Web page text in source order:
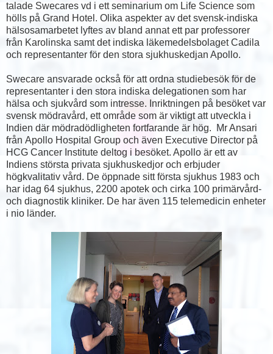
talade Swecares vd i ett seminarium om Life Science som
hölls på Grand Hotel. Olika aspekter av det svensk-indiska
hälsosamarbetet lyftes av bland annat ett par professorer
från Karolinska samt det indiska läkemedelsbolaget Cadila
och representanter för den stora sjukhuskedjan Apollo.
Swecare ansvarade också för att ordna studiebesök för de
representanter i den stora indiska delegationen som har
hälsa och sjukvård som intresse. Inriktningen på besöket var
svensk mödravård, ett område som är viktigt att utveckla i
Indien där mödradödligheten fortfarande är hög. Mr Ansari
från Apollo Hospital Group och även Executive Director på
HCG Cancer Institute deltog i besöket. Apollo är ett av
Indiens största privata sjukhuskedjor och erbjuder
högkvalitativ vård. De öppnade sitt första sjukhus 1983 och
har idag 64 sjukhus, 2200 apotek och cirka 100 primärvård-
och diagnostik kliniker. De har även 115 telemedicin enheter
i nio länder.